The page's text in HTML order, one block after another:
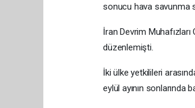
sonucu hava savunma
İran Devrim
düzenlemişti.
İki ülke yetkilileri
eylül ayının sonlarında